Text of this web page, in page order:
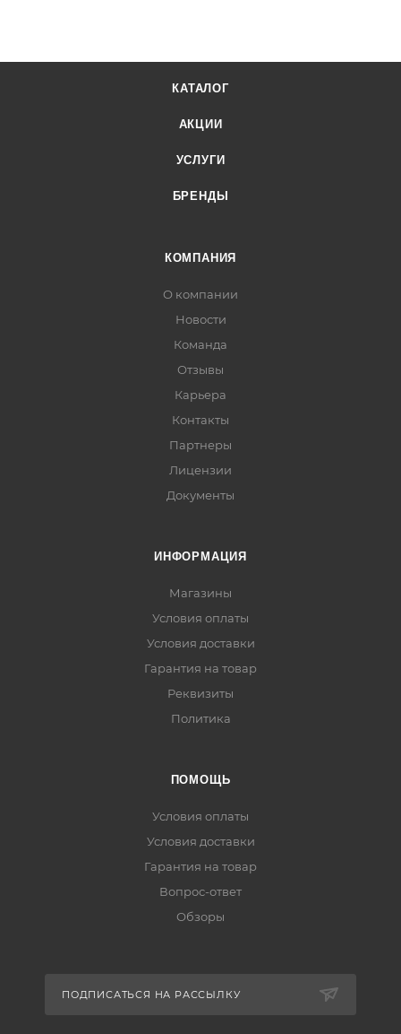
КАТАЛОГ
АКЦИИ
УСЛУГИ
БРЕНДЫ
КОМПАНИЯ
О компании
Новости
Команда
Отзывы
Карьера
Контакты
Партнеры
Лицензии
Документы
ИНФОРМАЦИЯ
Магазины
Условия оплаты
Условия доставки
Гарантия на товар
Реквизиты
Политика
ПОМОЩЬ
Условия оплаты
Условия доставки
Гарантия на товар
Вопрос-ответ
Обзоры
ПОДПИСАТЬСЯ НА РАССЫЛКУ